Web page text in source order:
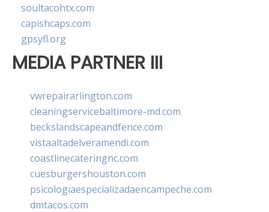
soultacohtx.com
capishcaps.com
gpsyfl.org
MEDIA PARTNER III
vwrepairarlington.com
cleaningservicebaltimore-md.com
beckslandscapeandfence.com
vistaaltadelveramendi.com
coastlinecateringnc.com
cuesburgershouston.com
psicologiaespecializadaencampeche.com
dmtacos.com